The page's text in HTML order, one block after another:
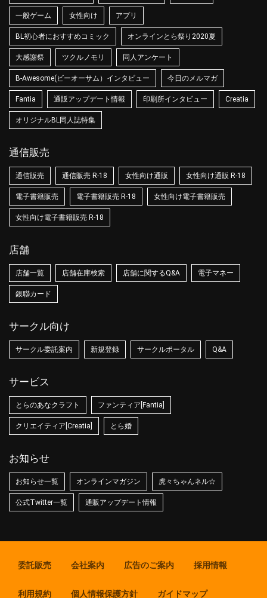
一般ゲーム 女性向け アプリ
BL初心者におすすめコミック オンラインとら祭り2020夏
大感謝祭 ツクルノモリ 同人アンケート
B-Awesome(ビーオーサム）インタビュー 今日のメルマガ
Fantia 通販アップデート情報 印刷所インタビュー Creatia
オリジナルBL同人誌特集
通信販売
通信販売 通信販売 R-18 女性向け通販 女性向け通販 R-18
電子書籍販売 電子書籍販売 R-18 女性向け電子書籍販売
女性向け電子書籍販売 R-18
店舗
店舗一覧 店舗在庫検索 店舗に関するQ&A 電子マネー
銀聯カード
サークル向け
サークル委託案内 新規登録 サークルポータル Q&A
サービス
とらのあなクラフト ファンティア[Fantia]
クリエイティア[Creatia] とら婚
お知らせ
お知らせ一覧 オンラインマガジン 虎々ちゃんネル☆
公式Twitter一覧 通販アップデート情報
委託販売 会社案内 広告のご案内 採用情報
利用規約 個人情報保護方針 ガイドマップ